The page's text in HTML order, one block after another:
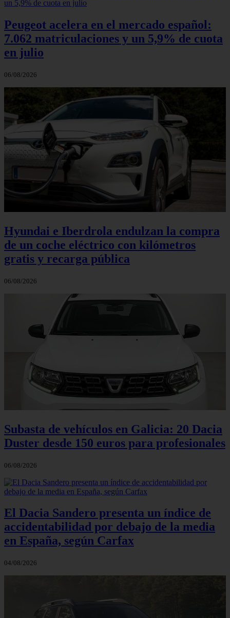
Peugeot acelera en el mercado español:
7.062 matriculaciones y un 5,9% de cuota
en julio
06/08/2026
Hyundai e Iberdrola endulzan la compra
de un coche eléctrico con kilómetros
gratis y recarga pública
06/08/2026
Subasta de vehículos en Galicia: 20 Dacia
Duster desde 150 euros para profesionales
06/08/2026
El Dacia Sandero presenta un índice de
accidentabilidad por debajo de la media
en España, según Carfax
04/08/2026